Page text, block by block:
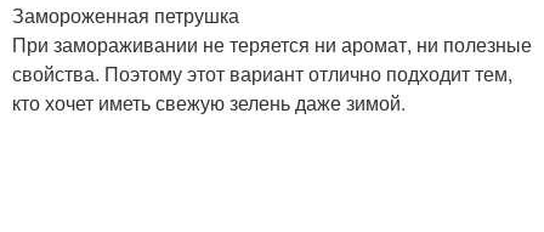
Замороженная петрушка
При замораживании не теряется ни аромат, ни полезные
свойства. Поэтому этот вариант отлично подходит тем,
кто хочет иметь свежую зелень даже зимой.